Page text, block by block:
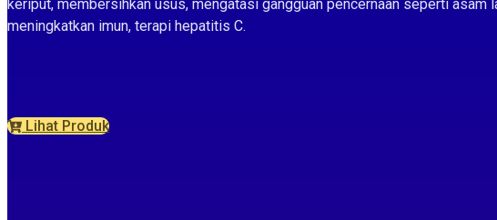
keriput, membersihkan usus, mengatasi gangguan pencernaan seperti asam
meningkatkan imun, terapi hepatitis C.
Lihat Produk